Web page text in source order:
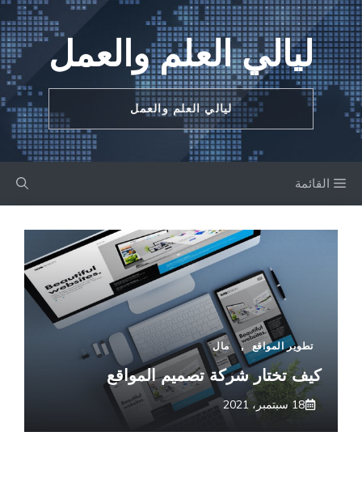
انتقل
إلى
المحتوى ليالي العلم والعمل
ليالي العلم والعمل
القائمة
تطوير المواقع , مال
كيف تختار شركة تصميمالمواقع
18 سبتمبر، 2021